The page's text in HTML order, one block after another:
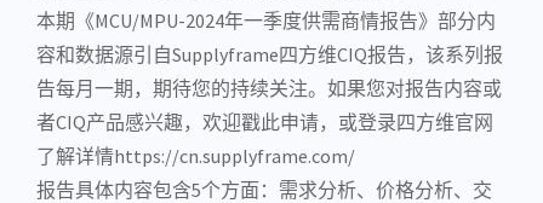
本期《MCU/MPU-2024年一季度供需商情报告》部分内
容和数据源引自Supplyframe四方维CIQ报告，该系列报
告每月一期，期待您的持续关注。如果您对报告内容或
者CIQ产品感兴趣，欢迎戳此申请，或登录四方维官网
了解详情https://cn.supplyframe.com/
报告具体内容包含5个方面：需求分析、价格分析、交